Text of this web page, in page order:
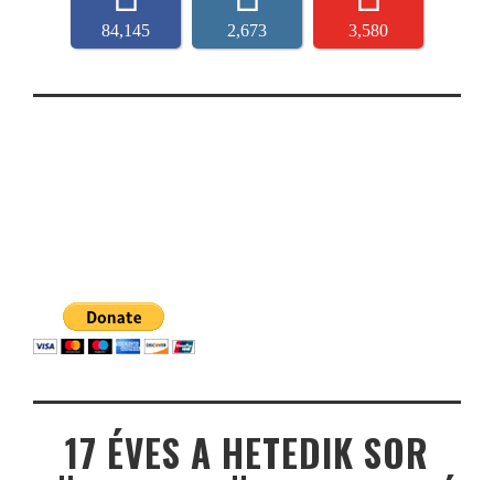
84,145 2,673 3,580
17 ÉVES A HETEDIK SOR